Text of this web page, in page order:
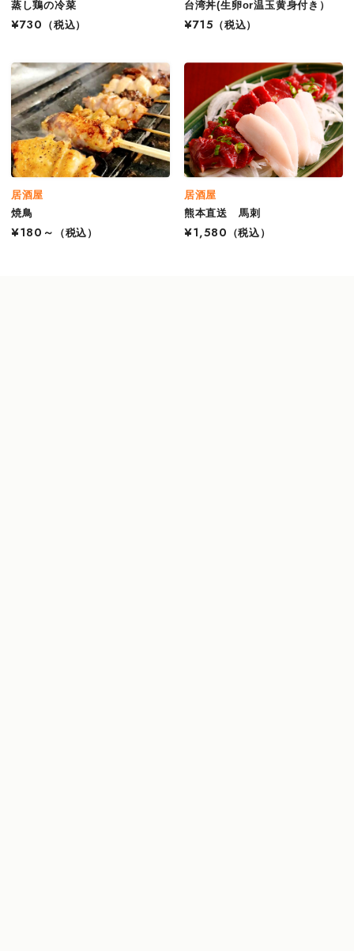
蒸し鶏の冷菜
¥730
（税込）
台湾丼(生卵or温玉黄身付き）
¥715 （税込）
居酒屋
焼鳥
¥180～
（税込）
居酒屋
熊本直送 馬刺
¥1,580
（税込）